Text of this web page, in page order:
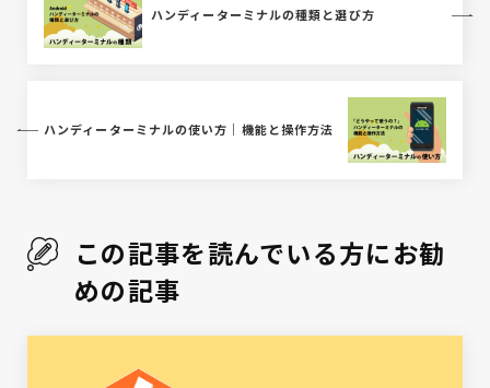
ハンディーターミナルの種類と選び方
ハンディーターミナルの使い方｜機能と操作方法
この記事を読んでいる方にお勧
めの記事